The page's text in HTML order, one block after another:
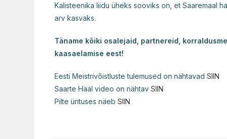
Kalisteenika liidu üheks sooviks on, et Saaremaal
arv kasvaks.
Täname kõiki osalejaid, partnereid,
kaasaelamise eest!
Eesti Meistrivõistluste tulemused on nähtavad SIIN
Saarte Hääl video on nähtav SIIN
Pilte ürituses näeb SIIN